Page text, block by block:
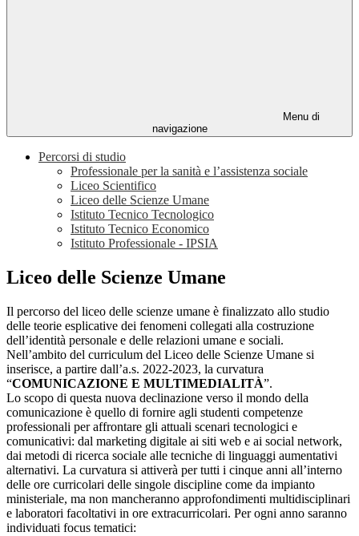
Menu di
navigazione
Percorsi di studio
Professionale per la sanità e l’assistenza sociale
Liceo Scientifico
Liceo delle Scienze Umane
Istituto Tecnico Tecnologico
Istituto Tecnico Economico
Istituto Professionale - IPSIA
Liceo delle Scienze Umane
Il percorso del liceo delle scienze umane è finalizzato allo studio
delle teorie esplicative dei fenomeni collegati alla costruzione
dell’identità personale e delle relazioni umane e sociali.
Nell’ambito del curriculum del Liceo delle Scienze Umane si
inserisce, a partire dall’a.s. 2022-2023, la curvatura
“COMUNICAZIONE E MULTIMEDIALITÀ”.
Lo scopo di questa nuova declinazione verso il mondo della
comunicazione è quello di fornire agli studenti competenze
professionali per affrontare gli attuali scenari tecnologici e
comunicativi: dal marketing digitale ai siti web e ai social network,
dai metodi di ricerca sociale alle tecniche di linguaggi aumentativi
alternativi. La curvatura si attiverà per tutti i cinque anni all’interno
delle ore curricolari delle singole discipline come da impianto
ministeriale, ma non mancheranno approfondimenti multidisciplinari
e laboratori facoltativi in ore extracurricolari. Per ogni anno saranno
individuati focus tematici: